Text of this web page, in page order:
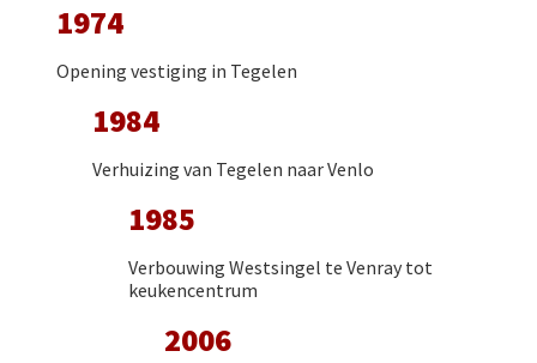
1974
Opening vestiging in Tegelen
1984
Verhuizing van Tegelen naar Venlo
1985
Verbouwing Westsingel te Venray tot
keukencentrum
2006